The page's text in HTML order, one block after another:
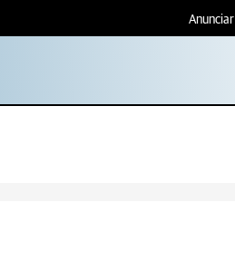
Anunciar